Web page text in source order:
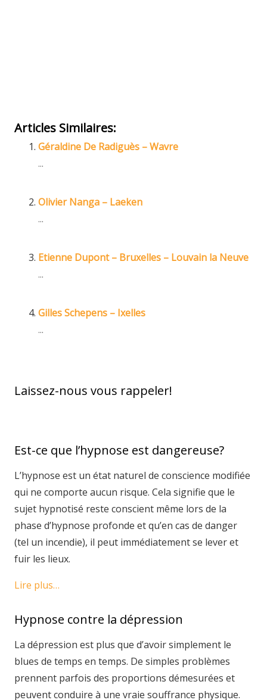
Articles Similaires:
Géraldine De Radiguès – Wavre
...
Olivier Nanga – Laeken
...
Etienne Dupont – Bruxelles – Louvain la Neuve
...
Gilles Schepens – Ixelles
...
Laissez-nous vous rappeler!
Est-ce que l’hypnose est dangereuse?
L’hypnose est un état naturel de conscience modifiée
qui ne comporte aucun risque. Cela signifie que le
sujet hypnotisé reste conscient même lors de la
phase d’hypnose profonde et qu’en cas de danger
(tel un incendie), il peut immédiatement se lever et
fuir les lieux.
Lire plus…
Hypnose contre la dépression
La dépression est plus que d’avoir simplement le
blues de temps en temps. De simples problèmes
prennent parfois des proportions démesurées et
peuvent conduire à une vraie souffrance physique.